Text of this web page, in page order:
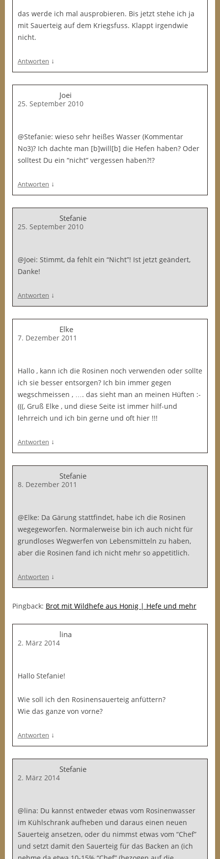
das werde ich mal ausprobieren. Bis jetzt stehe ich ja
mit Sauerteig auf dem Kriegsfuss. Klappt irgendwie
nicht.
Antworten ↓
Joei
25. September 2010
@Stefanie: wieso sehr heißes Wasser (Kommentar
No3)? Ich dachte man [b]will[b] die Hefen haben? Oder
solltest Du ein “nicht” vergessen haben?!?
Antworten ↓
Stefanie
25. September 2010
@Joei: Stimmt, da fehlt ein “Nicht”! Ist jetzt geändert,
Danke!
Antworten ↓
Elke
7. Dezember 2011
Hallo , kann ich die Rosinen noch verwenden oder sollte
ich sie besser entsorgen? Ich bin immer gegen
wegschmeissen , …. das sieht man an meinen Hüften :-
(((, Gruß Elke , und diese Seite ist immer hilf-und
lehrreich und ich bin gerne und oft hier !!!
Antworten ↓
Stefanie
8. Dezember 2011
@Elke: Da Gärung stattfindet, habe ich die Rosinen
wegegeworfen. Normalerweise bin ich auch nicht für
grundloses Wegwerfen von Lebensmitteln zu haben,
aber die Rosinen fand ich nicht mehr so appetitlich.
Antworten ↓
Pingback: Brot mit Wildhefe aus Honig | Hefe und mehr
lina
2. März 2014
Hallo Stefanie!
Wie soll ich den Rosinensauerteig anfüttern?
Wie das ganze von vorne?
Antworten ↓
Stefanie
2. März 2014
@lina: Du kannst entweder etwas vom Rosinenwasser
im Kühlschrank aufheben und daraus einen neuen
Sauerteig ansetzen, oder du nimmst etwas vom “Chef”
und setzt damit den Sauerteig für das Backen an (ich